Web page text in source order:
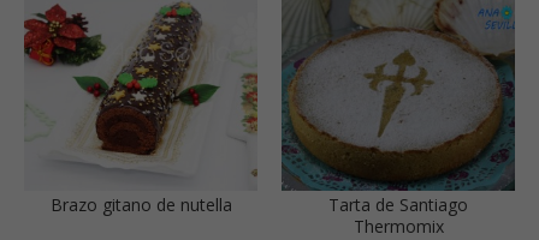
Brazo gitano de nutella
Tarta de Santiago
Thermomix